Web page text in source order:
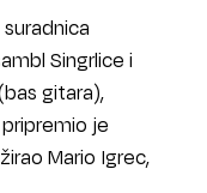
Singrlice i
gitara),
je
Mario Igrec,